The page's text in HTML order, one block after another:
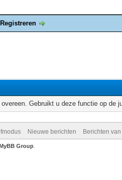
Registreren
Gebruikt u deze functie op de
Nieuwe berichten Berichten
Group